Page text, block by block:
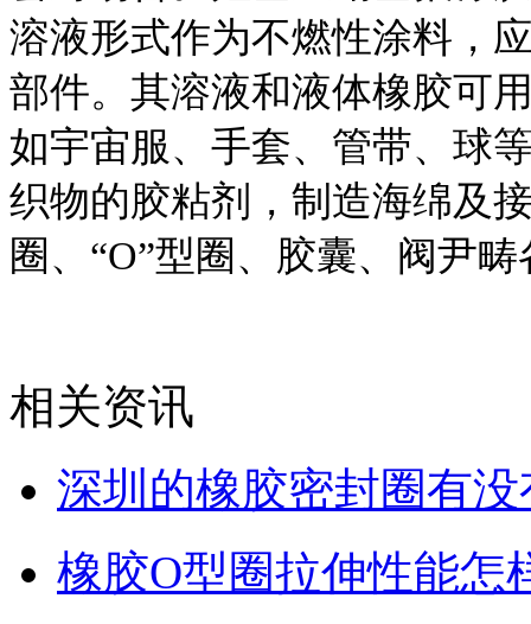
溶液形式作为不燃性涂料，
部件。其溶液和液体橡胶可
如宇宙服、手套、管带、球
织物的胶粘剂，制造海绵及
圈、“O”型圈、胶囊、阀尹
相关资讯
深圳的橡胶密封圈有
橡胶O型圈拉伸性能怎